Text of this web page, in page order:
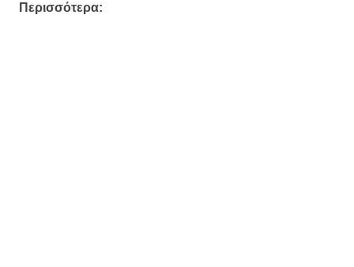
Περισσότερα: